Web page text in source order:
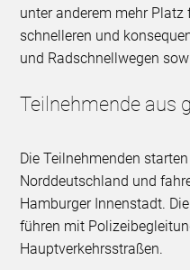
unter anderem mehr Platz
schnelleren und
und Radschnellwegen
Teilnehmende aus
Die Teilnehmenden
Norddeutschland und
Hamburger Innenstadt.
führen mit
Hauptverkehrsstraßen.